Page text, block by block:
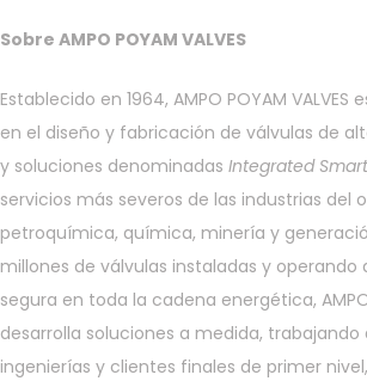
Sobre AMPO POYAM VALVES
Establecido en 1964, AMPO POYAM
en el diseño y fabricación de válvulas de
y soluciones denominadas Integrated
servicios más severos de las industrias del
petroquímica, química, minería y
millones de válvulas instaladas y
segura en toda la cadena energética, AMPO
desarrolla soluciones a medida,
ingenierías y clientes finales de primer